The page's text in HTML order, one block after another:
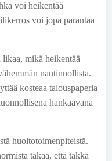
voi heikentää
voi jopa parantaa
mikä heikentää
nautinnollista.
kosteaa talouspaperia
hankaavana
huoltotoimenpiteistä.
takaa, että takka